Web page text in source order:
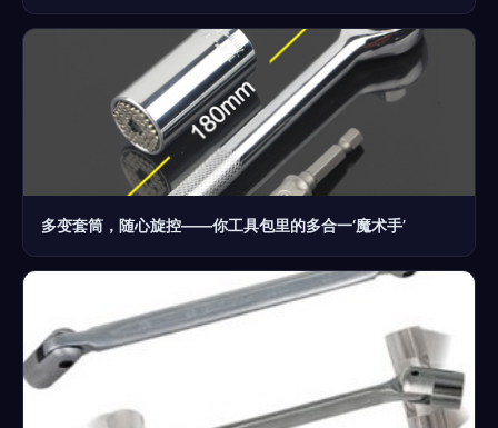
多变套筒，随心旋控——你工具包里的多合一‘魔术手’